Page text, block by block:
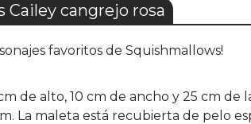
Cailey cangrejo rosa
favoritos de Squishmallows!
de alto, 10 cm de ancho y 25 cm
La maleta está recubierta de pelo